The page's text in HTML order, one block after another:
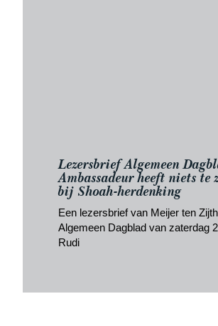
Lezersbrief Algemeen
Ambassadeur heeft niets te
bij Shoah-herdenking
Een lezersbrief van Meijer ten
Algemeen Dagblad van zaterdag
Rudi